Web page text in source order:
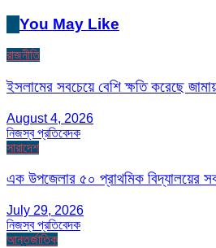
You May Like
রাজনীতি
ইসলামের সবচেয়ে বেশি ক্ষতি করেছে
August 4, 2026
নিজস্ব প্রতিবেদক
সারাদেশ
এক উপজেলার ৫০ প্রাথমিক বিদ্যালয়ের
July 29, 2026
নিজস্ব প্রতিবেদক
আন্তর্জাতিক